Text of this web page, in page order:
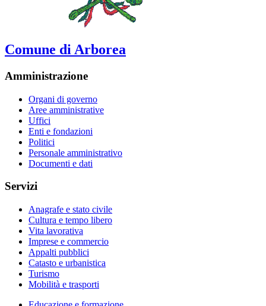
Comune di Arborea
Amministrazione
Organi di governo
Aree amministrative
Uffici
Enti e fondazioni
Politici
Personale amministrativo
Documenti e dati
Servizi
Anagrafe e stato civile
Cultura e tempo libero
Vita lavorativa
Imprese e commercio
Appalti pubblici
Catasto e urbanistica
Turismo
Mobilità e trasporti